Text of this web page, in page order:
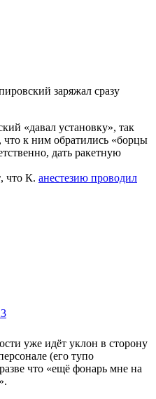
заряжал сразу
«давал установку», так
к ним обратились «борцы
дать ракетную
, что К. анестезию проводил
уже идёт уклон в сторону
(его тупо
что «ещё фонарь мне на